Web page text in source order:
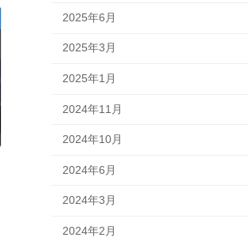
2025年6月
2025年3月
2025年1月
2024年11月
2024年10月
2024年6月
2024年3月
2024年2月